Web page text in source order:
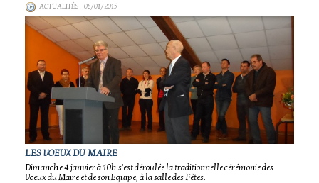
ACTUALITÉS- 08/01/2015
LES VOEUX DU MAIRE
Dimanche 4 janvier à 10h s'est déroulée la traditionnelle cérémonie des
Voeux du Maire et de son Equipe, à la salle des Fêtes.